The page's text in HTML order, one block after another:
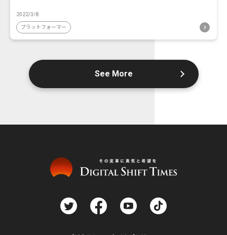
2022/3/8
プラットフォーマー
See More